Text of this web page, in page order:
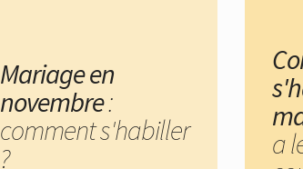
Mariage en
novembre:
comment s'habiller
?
a